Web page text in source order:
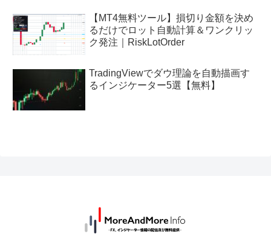
【MT4無料ツール】損切り金額を決め
るだけでロット自動計算＆ワンクリッ
ク発注｜RiskLotOrder
TradingViewでダウ理論を自動描画す
るインジケーター5選【無料】